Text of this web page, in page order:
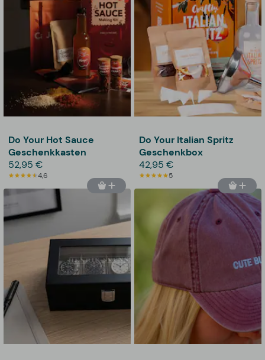
Do Your Hot Sauce
Geschenkkasten
52,95 €
4,6
Do Your Italian Spritz
Geschenkbox
42,95 €
5